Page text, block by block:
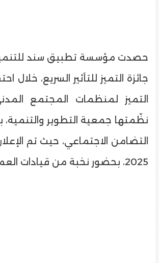
حصدت مؤسسة تطبيق سند
جائزة التميز للتأثير السريع، خلال
التميز لمنظمات المجتمع
نظّمتها جمعية التطوير والتنمية،
التضامن الاجتماعي، حيث تم
2025، بحضور نخبة من قيادات العمل الأهلي والتنموي في مصر.